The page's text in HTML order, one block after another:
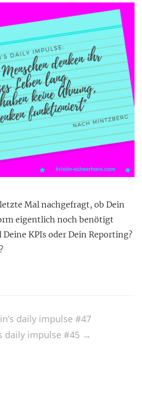
Mal nachgefragt, ob Dein
eigentlich noch benötigt
KPIs oder Dein Reporting?
daily impulse #47
daily impulse #45 →